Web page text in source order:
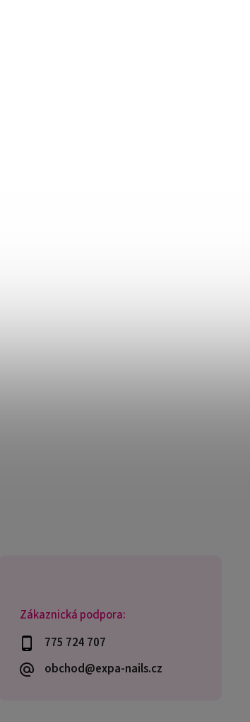
Zákaznická podpora:
775 724 707
obchod@expa-nails.cz